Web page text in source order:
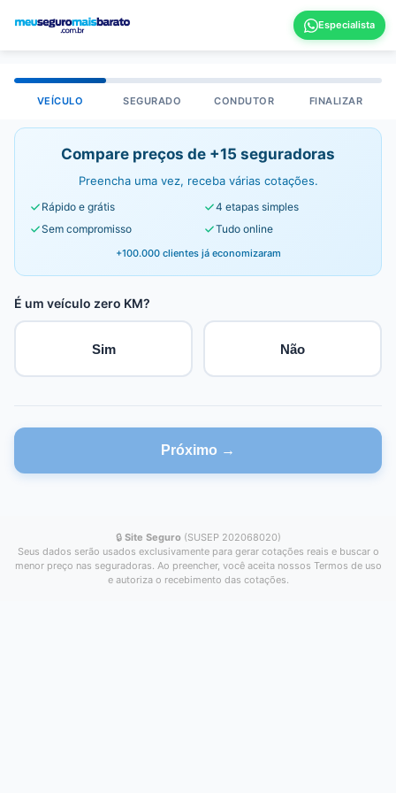
VEÍCULO SEGURADO CONDUTOR FINALIZAR
Compare preços de +15 seguradoras
Preencha uma vez, receba várias cotações.
Rápido e grátis
4 etapas simples
Sem compromisso
Tudo online
+100.000 clientes já economizaram
É um veículo zero KM?
Sim Não
Próximo →
🔒 Site Seguro (SUSEP 202068020)
Seus dados serão usados exclusivamente para gerar cotações reais e buscar o
menor preço nas seguradoras. Ao preencher, você aceita nossos Termos de uso
e autoriza o recebimento das cotações.